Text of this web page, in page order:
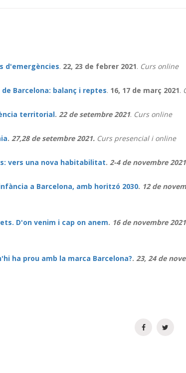
d'emergències. 22, 23 de febrer 2021. Curs online
Barcelona: balanç i reptes. 16, 17 de març 2021.
territorial. 22 de setembre 2021. Curs online
. 27,28 de setembre 2021. Curs presencial i online
vers una nova habitabilitat. 2-4 de novembre 2021
a Barcelona, amb horitzó 2030. 12 de
D'on venim i cap on anem. 16 de novembre
ha prou amb la marca Barcelona?. 23, 24 de